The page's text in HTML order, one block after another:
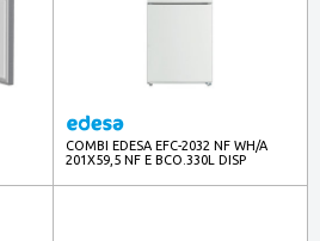
COMBI EDESA EFC-2032 NF WH/A
201X59,5 NF E BCO.330L DISP